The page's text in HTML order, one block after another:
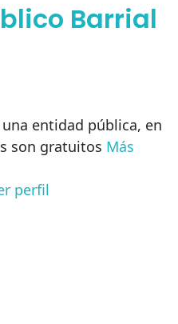
Barrial
entidad pública, en
son gratuitos Más
perfil